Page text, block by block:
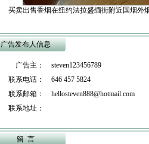
买卖出售香烟在纽约法拉盛缅街附近国烟外
广告发布人信息
广告主： steven123456789
联系电话： 646 457 5824
联系邮箱： hellosteven888@hotmail.com
联系地址：
留 言